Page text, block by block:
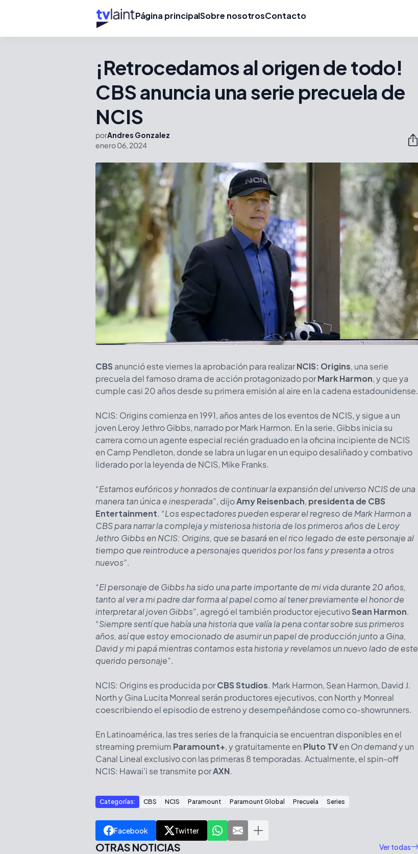
Página principalSobre nosotrosContacto
¡Retrocedamos al origen de todo!
CBS anuncia una serie precuela de
NCIS
porAndres Gonzalez
enero 06, 2024
CBS anunció este viernes la aprobación para realizarNCIS: Origins, una serie
precuela del famoso drama de acción protagonizado porMark Harmon, y que ya
cumple casi 20 años desde su primera emisión al aire en la cadena estadounidense.
NCIS: Origins comienza en 1991, años antes de los eventos de NCIS, y sigue a un
joven Leroy Jethro Gibbs, narrado por Mark Harmon. En la serie, Gibbs inicia su
carrera como un agente especial recién graduado en la oficina incipiente de NCIS
en Camp Pendleton, donde se labra un lugar en un equipo desaliñado y combativo
liderado por la leyenda de NCIS, Mike Franks.
“Estamos eufóricos y honrados de continuar la expansión del universo NCIS de una
manera tan única e inesperada”, dijoAmy Reisenbach, presidenta de CBS
Entertainment. “Los espectadores pueden esperar el regreso de Mark Harmon a
CBS para narrar la compleja y misteriosa historia de los primeros años de Leroy
Jethro Gibbs en NCIS: Origins, que se basará en el rico legado de este personaje al
tiempo que reintroduce a personajes queridos por los fans y presenta a otros
nuevos”.
“El personaje de Gibbs ha sido una parte importante de mi vida durante 20 años,
tanto al ver a mi padre dar forma al papel como al tener previamente el honor de
interpretar al joven Gibbs”, agregó el también productor ejecutivoSean Harmon.
“Siempre sentí que había una historia que valía la pena contar sobre sus primeros
años, así que estoy emocionado de asumir un papel de producción junto a Gina,
David y mi papá mientras contamos esta historia y revelamos un nuevo lado de este
querido personaje”.
NCIS: Origins es producida porCBS Studios. Mark Harmon, Sean Harmon, David J.
North y Gina Lucita Monreal serán productores ejecutivos, con North y Monreal
coescribiendo el episodio de estreno y desempeñándose como co-showrunners.
En Latinoamérica, las tres series de la franquicia se encuentran disponibles en el
streaming premium Paramount+, y gratuitamente en Pluto TVen On demandy un
Canal Lineal exclusivo con las primeras 8 temporadas. Actualmente, el spin-off
NCIS: Hawai’i se transmite porAXN.
Categorías: CBS NCIS Paramount Paramount Global Precuela Series
Facebook Twitter
OTRAS NOTICIAS Ver todas